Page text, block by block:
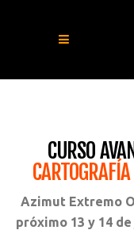
CURSO
Azimut Extremo
próximo 13 y 14